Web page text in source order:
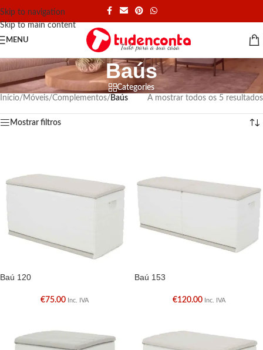
Skip to navigation
Skip to main content
MENU
Baús
Categories
Início/ Móveis/Complementos/ Baús A mostrar todos os 5 resultados
Mostrar filtros
Baú 120
€75.00 Inc. IVA
Baú 153
€120.00 Inc. IVA